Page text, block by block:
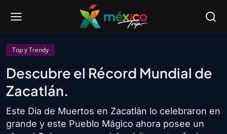
Top y Trendy
Descubre el Récord Mundial de
Zacatlán.
Este Dia de Muertos en Zacatlán lo celebraron en
grande y este Pueblo Mágico ahora posee un